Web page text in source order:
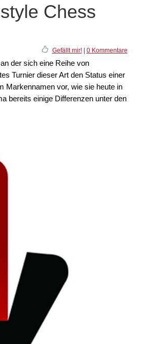
Chess
Gefällt mir!| 0 Kommentare
der sich eine Reihe von
Turnier dieser Art den Status einer
Markennamen vor, wie sie heute in
bereits einige Differenzen unter den